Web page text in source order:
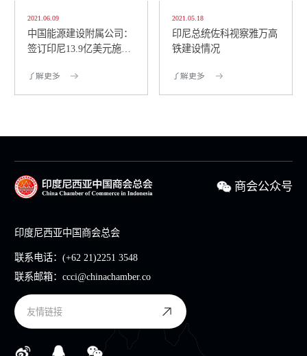
2021.06.09
中国能源建设附属公司：
签订印尼13.9亿美元施工
了解更多
2021.05.18
印尼总统佐科视察雅万高
铁建设情况
了解更多
商会公众号
印度尼西亚中国商会总会
联系电话： (+62 21)2251 3548
联系邮箱： ccci@chinachamber.co
友情链接